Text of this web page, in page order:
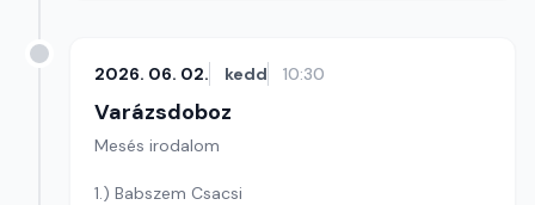
2026. 06. 02. kedd 10:30
Varázsdoboz
Mesés irodalom
1.) Babszem Csacsi